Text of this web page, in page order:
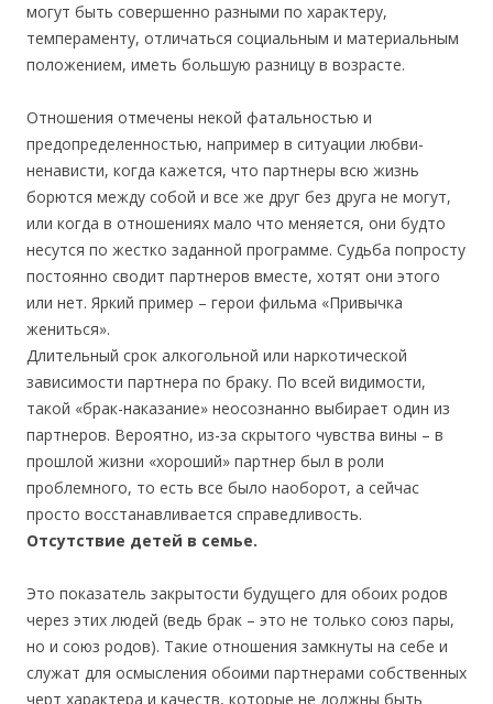
могут быть совершенно разными по характеру,
темпераменту, отличаться социальным и материальным
положением, иметь большую разницу в возрасте.
Отношения отмечены некой фатальностью и
предопределенностью, например в ситуации любви-
ненависти, когда кажется, что партнеры всю жизнь
борются между собой и все же друг без друга не могут,
или когда в отношениях мало что меняется, они будто
несутся по жестко заданной программе. Судьба попросту
постоянно сводит партнеров вместе, хотят они этого
или нет. Яркий пример – герои фильма «Привычка
жениться».
Длительный срок алкогольной или наркотической
зависимости партнера по браку. По всей видимости,
такой «брак-наказание» неосознанно выбирает один из
партнеров. Вероятно, из-за скрытого чувства вины – в
прошлой жизни «хороший» партнер был в роли
проблемного, то есть все было наоборот, а сейчас
просто восстанавливается справедливость.
Отсутствие детей в семье.
Это показатель закрытости будущего для обоих родов
через этих людей (ведь брак – это не только союз пары,
но и союз родов). Такие отношения замкнуты на себе и
служат для осмысления обоими партнерами собственных
черт характера и качеств, которые не должны быть